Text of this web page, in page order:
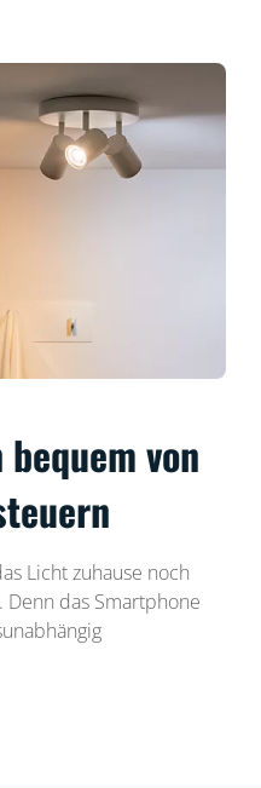
von
Licht zuhause noch
das Smartphone